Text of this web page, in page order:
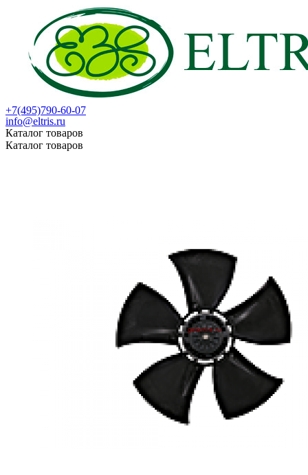
+7(495)790-60-07
info@eltris.ru
Каталог товаров
Каталог товаров